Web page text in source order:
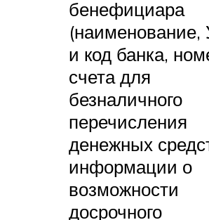
бенефициара
и код банка,
счета для
безналичного
перечисления
денежных
информации о
возможности
досрочного